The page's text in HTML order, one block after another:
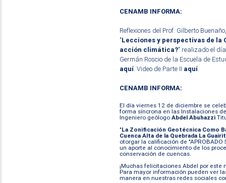
CENAMB INFORMA:
Reflexiones del Prof. Gilberto
"Lecciones y perspectivas de la
acción climática?" realizado el
Germán Roscio de la Escuela de
aquí. Video de Parte II aquí.
CENAMB INFORMA:
El día viernes 12 de diciembre se
forma síncrona en las Instalaciones
Ingeniero geólogo Abdel Abuhazzi
"La Zonificación Geotécnica Como
Cuenca Alta de la Quebrada La
otorgar la calificación de "APROBADO
un aporte al conocimiento de los
conservación de cuencas.
¡Muchas felicitaciones Abdel por este
Para mayor información pueden ver
manera en nuestras redes sociales